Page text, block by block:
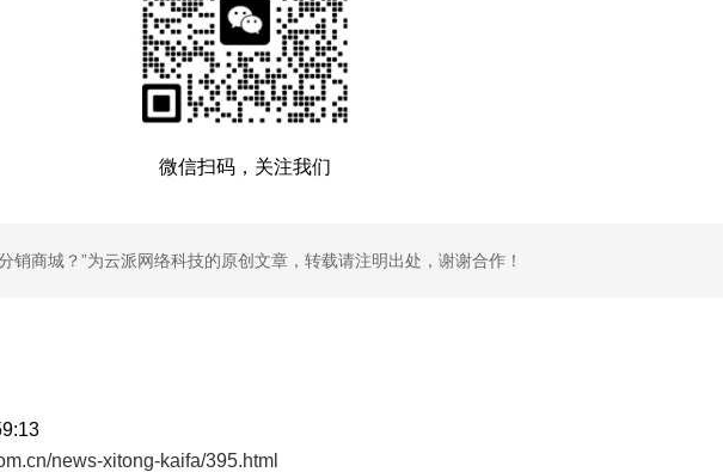
微信扫码，关注我们
销商城？ ”为云派网络科技的原创文章，转载请注明出处，谢谢合作！
news-xitong-kaifa/395.html